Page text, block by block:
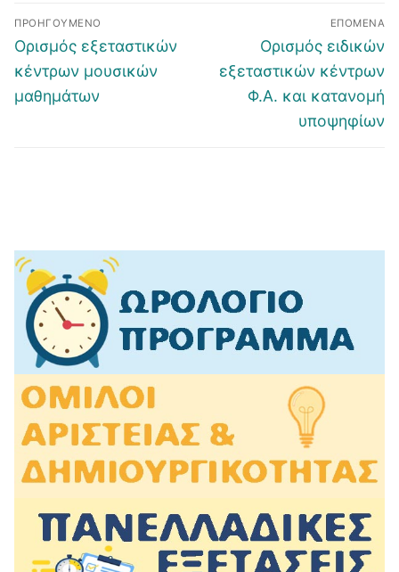
Πλοήγηση
άρθρων
ΠΡΟΗΓΟΎΜΕΝΟ
Προηγούμενο
άρθρο:
Ορισμός εξεταστικών
κέντρων μουσικών
μαθημάτων
ΕΠΌΜΕΝΑ
Επόμενο
άρθρο:
Oρισμός ειδικών
εξεταστικών κέντρων
Φ.Α. και κατανομή
υποψηφίων